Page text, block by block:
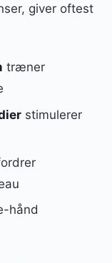
giver oftest
træner
stimulerer
hånd